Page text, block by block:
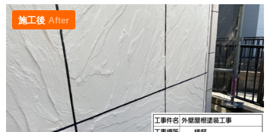
施工後 After